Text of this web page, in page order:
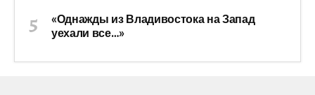
«Однажды из Владивостока на Запад
уехали все…»